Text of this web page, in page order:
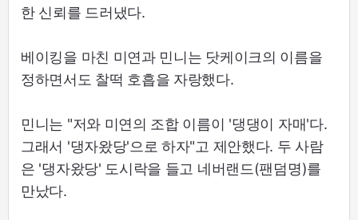
한 신뢰를 드러냈다.
베이킹을 마친 미연과 민니는 닷케이크의 이름을
정하면서도 찰떡 호흡을 자랑했다.
민니는 "저와 미연의 조합 이름이 '댕댕이 자매'다.
그래서 '댕자왔당'으로 하자"고 제안했다. 두 사람
은 '댕자왔당' 도시락을 들고 네버랜드(팬덤명)를
만났다.